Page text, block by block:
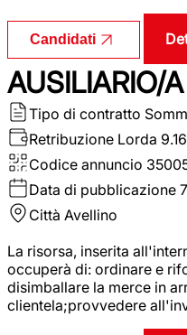
Candidati
AUSILIARIO/
Tipo di contratto
Retribuzione Lorda
Codice annuncio
Data di pubblicazione
Città Avellino
La risorsa, inserita
occuperà di: ordinare e
disimballare la merce in
clientela;provvedere